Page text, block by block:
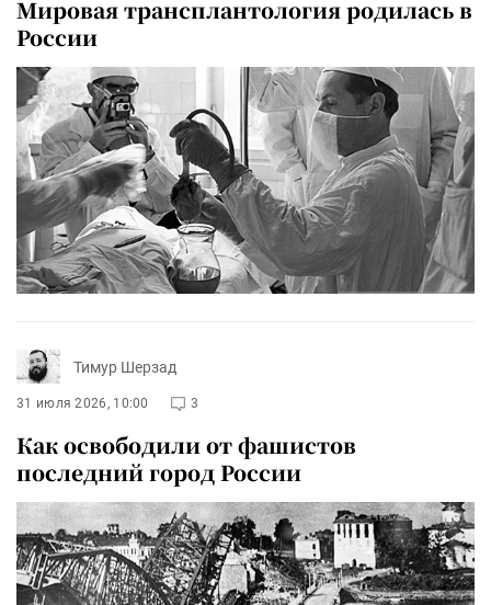
Мировая трансплантология родилась в
России
Тимур Шерзад
31 июля 2026, 10:00 3
Как освободили от фашистов
последний город России